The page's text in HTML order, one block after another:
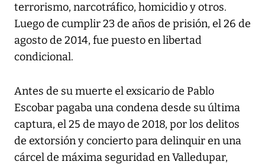
terrorismo, narcotráfico, homicidio y otros.
Luego de cumplir 23 de años de prisión, el 26 de
agosto de 2014, fue puesto en libertad
condicional.
Antes de su muerte el exsicario de Pablo
Escobar pagaba una condena desde su última
captura, el 25 de mayo de 2018, por los delitos
de extorsión y concierto para delinquir en una
cárcel de máxima seguridad en Valledupar,